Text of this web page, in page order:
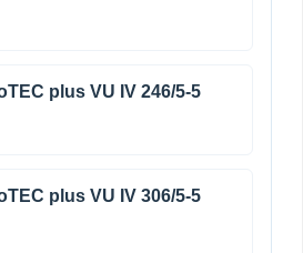
plus VU IV 246/5-5
plus VU IV 306/5-5